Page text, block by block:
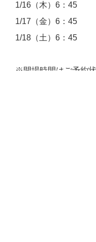
1/16（木）6：45
1/17（金）6：45
1/18（土）6：45
※開場時間はご予約